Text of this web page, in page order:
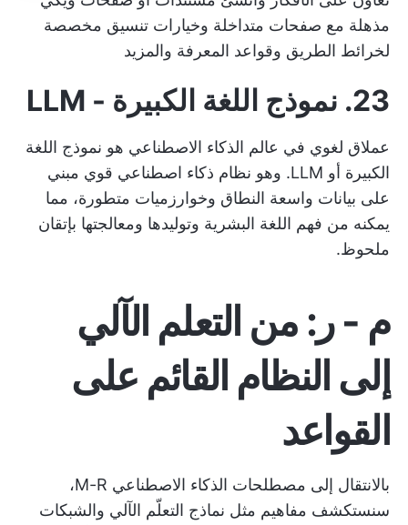
مذهلة مع صفحات متداخلة وخيارات تنسيق مخصصة
لخرائط الطريق وقواعد المعرفة والمزيد
23. نموذج اللغة الكبيرة - LLM
عملاق لغوي في عالم الذكاء الاصطناعي هو نموذج اللغة
الكبيرة أو LLM. وهو نظام ذكاء اصطناعي قوي مبني
على بيانات واسعة النطاق وخوارزميات متطورة، مما
يمكنه من فهم اللغة البشرية وتوليدها ومعالجتها بإتقان
ملحوظ.
م - ر: من التعلم الآلي
إلى النظام القائم على
القواعد
بالانتقال إلى مصطلحات الذكاء الاصطناعي M-R،
سنستكشف مفاهيم مثل نماذج التعلّم الآلي والشبكات